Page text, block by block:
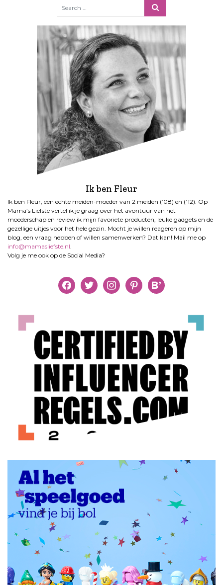
Ik ben Fleur
Ik ben Fleur, een echte meiden-moeder van 2 meiden (’08) en (’12). Op
Mama’s Liefste vertel ik je graag over het avontuur van het
moederschap en review ik mijn favoriete producten, leuke gadgets en de
gezellige uitjes voor het hele gezin. Mocht je willen reageren op mijn
blog, een vraag hebben of willen samenwerken? Dat kan! Mail me op
info@mamasliefste.nl.
Volg je me ook op de Social Media?
facebooktwitter instagrampinterestbloglovin